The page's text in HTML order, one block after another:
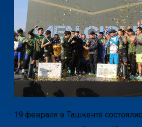
19 февраля в Ташкенте